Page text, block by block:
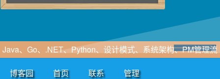
Java、Go、.NET、Python、设计模式、系统架构、PM管理流
博客园 首页 联系 管理